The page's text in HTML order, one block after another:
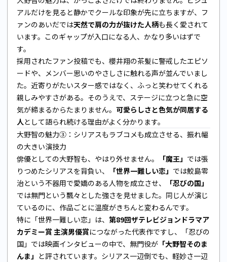
アルだけを見ると静かでクールな印象が先に立ちますが、フ
ァンのあいだでは天然で肩の力が抜けた人柄も長く愛されて
います。このギャップが入口になる人、かなり多いはずで
す。
採用されたファン投稿でも、櫻井翔の茶髪に警戒したエピソ
ードや、メンバー思いのやさしさに触れる声が並んでいまし
た。近寄りがたいスター感ではなく、ふっと笑わせてくれる
親しみやすさがある。そのうえで、ステージに立つと急に空
気が締まるからたまりません。 可愛らしさと色気が同居する
人として語られ続ける理由がよく分かります。
大野智の魅力③：シリアスもラブコメも成立させる、振れ幅
の大きい演技力
俳優としての大野智も、やはり外せません。
「魔王」 では張
りつめたシリアスを背負い、
「世界一難しい恋」 では鮫島零
治という不器用で愛嬌のある人物を成立させ、
「忍びの国」
では無門という飄々とした強さを見せました。同じ人が演じ
ているのに、作品ごとに温度がきちんと変わるんです。
特に「世界一難しい恋」は、 第89回ザテレビジョンドラマア
カデミー賞 主演男優賞につながった代表作ですし、「忍びの
国」では映画インタビューの中で、無門役が 「大野智そのま
んま」 と評されています。シリアス一辺倒でも、軽妙さ一辺